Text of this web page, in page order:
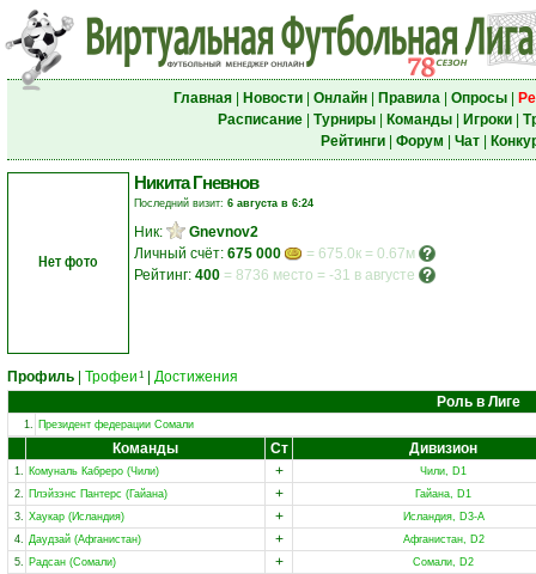
Главная| Новости| Онлайн| Правила| Опросы|
Расписание| Турниры| Команды| Игроки|
Рейтинги| Форум Чат|
Нет фото
Никита Гневнов
Последний визит: 6 августа в 6:24
Ник:
Gnevnov2
Личный счёт: 675 000
= 675.0к = 0.67м
Рейтинг: 400 = 8736 место = -31 в августе
Профиль Трофеи 1
Достижения
Роль в Лиге
1. Президент федерации Сомали
Команды Ст Дивизион
1. Комуналь Кабреро (Чили) +
Чили, D1
2. Плэйзэнс Пантерс (Гайана) +
Гайана, D1
3. Хаукар (Исландия) +
Исландия, D3-A
4. Даудзай (Афганистан) +
Афганистан, D2
5. Радсан (Сомали) +
Сомали, D2